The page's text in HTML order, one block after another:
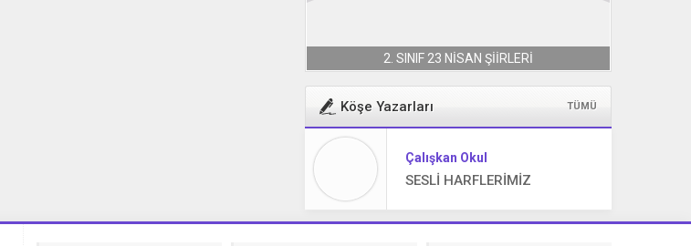
2. SINIF 23 NİSAN ŞİİRLERİ
Köşe Yazarları TÜMÜ
Çalışkan Okul
SESLİ HARFLERİMİZ